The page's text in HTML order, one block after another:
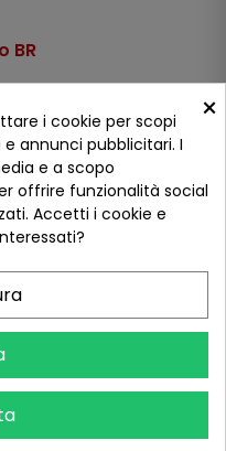
BR
×
i cookie per scopi
annunci pubblicitari. I
e a scopo
offrire funzionalità social
Accetti i cookie e